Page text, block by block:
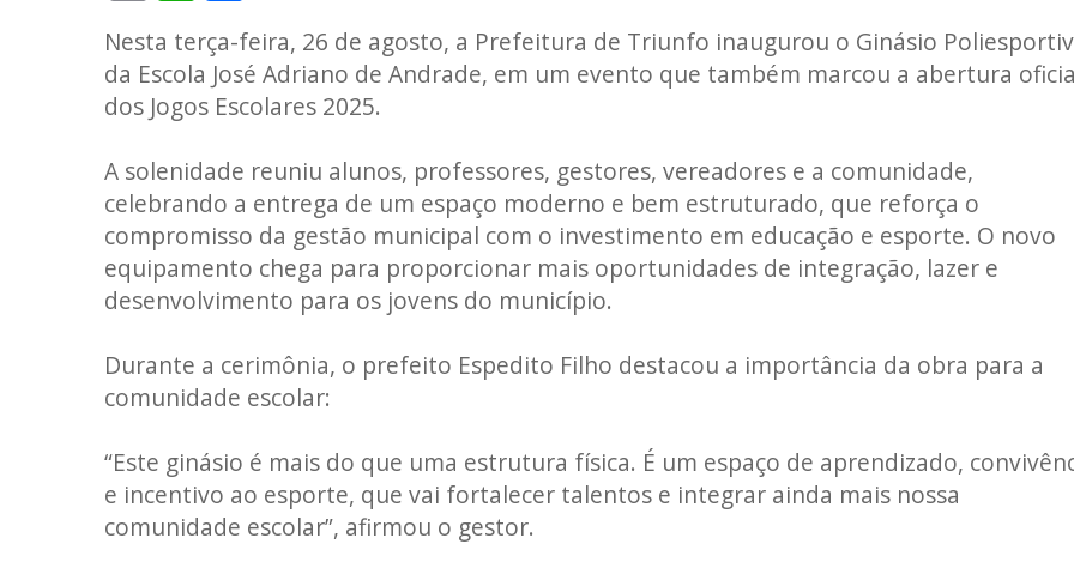
Nesta terça-feira, 26 de agosto, a Prefeitura de Triunfo inaugurou o Ginásio
da Escola José Adriano de Andrade, em um evento que também marcou a abertura
dos Jogos Escolares 2025.
A solenidade reuniu alunos, professores, gestores, vereadores e a comunidade,
celebrando a entrega de um espaço moderno e bem estruturado, que reforça o
compromisso da gestão municipal com o investimento em educação e esporte. O novo
equipamento chega para proporcionar mais oportunidades de integração, lazer e
desenvolvimento para os jovens do município.
Durante a cerimônia, o prefeito Espedito Filho destacou a importância da obra para a
comunidade escolar:
“Este ginásio é mais do que uma estrutura física. É um espaço de aprendizado,
e incentivo ao esporte, que vai fortalecer talentos e integrar ainda mais nossa
comunidade escolar”, afirmou o gestor.